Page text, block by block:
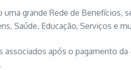
uma grande Rede de Benefícios,
Saúde, Educação, Serviços e
após o pagamento